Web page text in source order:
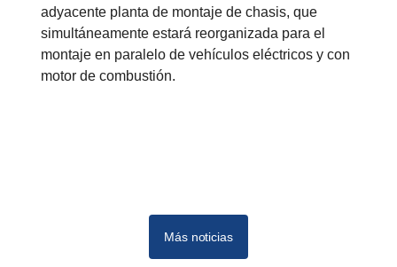
adyacente planta de montaje de chasis, que
simultáneamente estará reorganizada para el
montaje en paralelo de vehículos eléctricos y con
motor de combustión.
Más noticias